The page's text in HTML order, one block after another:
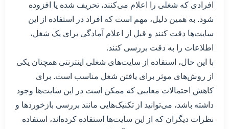
افرادی که شغلی را اعلام می‌کنند، تحریف شده یا افزوده
شود. به همین دلیل، مهم است که افراد در استفاده از این
سایت‌ها دقت کنند و قبل از اعلام آمادگی برای یک شغل،
اطلاعات را به دقت بررسی کنند.
با این حال، استفاده از سایت‌های شغلی اینترنتی همچنان یکی
از روش‌های موثر برای یافتن شغل مناسب است. برای
کاهش احتمالات معایبی که ممکن است در این سایت‌ها وجود
داشته باشد، می‌توانید از تکنیک‌هایی مانند بررسی بازخوردها و
نظرات دیگران که از این سایت‌ها استفاده کرده‌اند، استفاده